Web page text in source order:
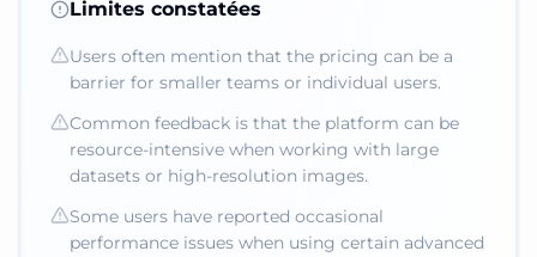
Limites constatées
Users often mention that the pricing can be a
barrier for smaller teams or individual users.
Common feedback is that the platform can be
resource-intensive when working with large
datasets or high-resolution images.
Some users have reported occasional
performance issues when using certain advanced